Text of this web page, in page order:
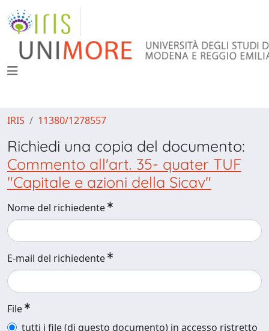
IRIS 11380/1278557
Richiedi una copia del documento:
Commento all'art. 35- quater TUF
"Capitale e azioni della Sicav"
Nome del richiedente
E-mail del richiedente
File
tutti i file (di questo documento) in accesso ristretto